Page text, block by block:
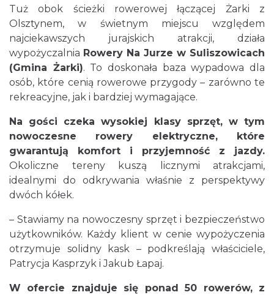
Tuż obok ścieżki rowerowej łączącej Żarki z
Olsztynem, w świetnym miejscu względem
najciekawszych jurajskich atrakcji, działa
wypożyczalnia Rowery Na Jurze w Suliszowicach
(Gmina Żarki). To doskonała baza wypadowa dla
osób, które cenią rowerowe przygody – zarówno te
rekreacyjne, jak i bardziej wymagające.
Na gości czeka wysokiej klasy sprzęt, w tym
nowoczesne rowery elektryczne, które
gwarantują komfort i przyjemność z jazdy.
Okoliczne tereny kuszą licznymi atrakcjami,
idealnymi do odkrywania właśnie z perspektywy
dwóch kółek.
– Stawiamy na nowoczesny sprzęt i bezpieczeństwo
użytkowników. Każdy klient w cenie wypożyczenia
otrzymuje solidny kask – podkreślają właściciele,
Patrycja Kasprzyk i Jakub Łapaj.
W ofercie znajduje się ponad 50 rowerów, z